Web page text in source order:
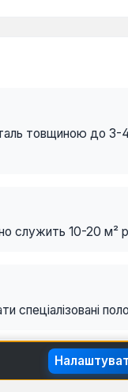
товщиною до
служить 10-20